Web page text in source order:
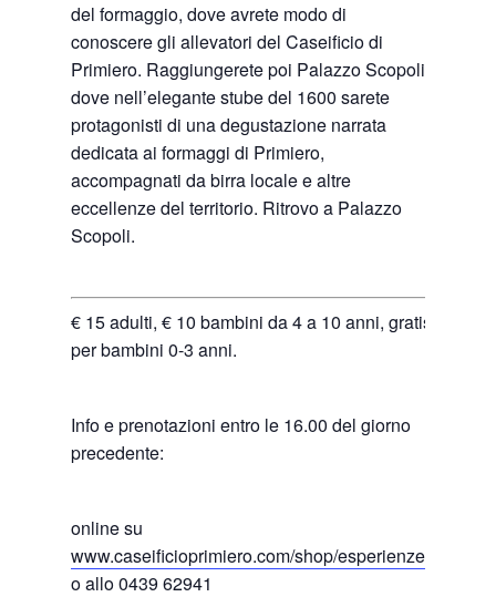
del formaggio, dove avrete modo di
conoscere gli allevatori del Caseificio di
Primiero. Raggiungerete poi Palazzo Scopoli,
dove nell’elegante stube del 1600 sarete
protagonisti di una degustazione narrata
dedicata ai formaggi di Primiero,
accompagnati da birra locale e altre
eccellenze del territorio. Ritrovo a Palazzo
Scopoli.
€ 15 adulti, € 10 bambini da 4 a 10 anni, gratis
per bambini 0-3 anni.
Info e prenotazioni entro le 16.00 del giorno
precedente:
online su
www.caseificioprimiero.com/shop/esperienze
o allo 0439 62941